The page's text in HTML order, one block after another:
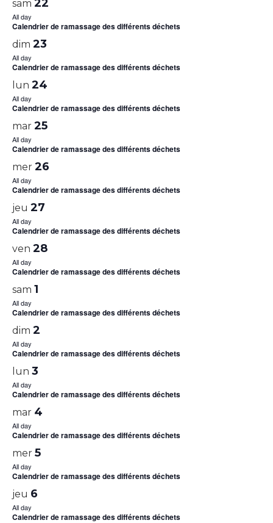
sam 22
All day
Calendrier de ramassage des différents déchets
dim 23
All day
Calendrier de ramassage des différents déchets
lun 24
All day
Calendrier de ramassage des différents déchets
mar 25
All day
Calendrier de ramassage des différents déchets
mer 26
All day
Calendrier de ramassage des différents déchets
jeu 27
All day
Calendrier de ramassage des différents déchets
ven 28
All day
Calendrier de ramassage des différents déchets
sam 1
All day
Calendrier de ramassage des différents déchets
dim 2
All day
Calendrier de ramassage des différents déchets
lun 3
All day
Calendrier de ramassage des différents déchets
mar 4
All day
Calendrier de ramassage des différents déchets
mer 5
All day
Calendrier de ramassage des différents déchets
jeu 6
All day
Calendrier de ramassage des différents déchets